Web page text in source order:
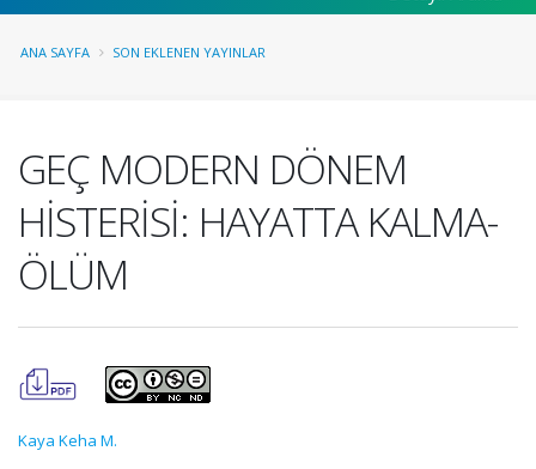
ANA SAYFA SON EKLENEN YAYINLAR
GEÇ MODERN DÖNEM
HİSTERİSİ: HAYATTA KALMA-
ÖLÜM
Kaya Keha M.